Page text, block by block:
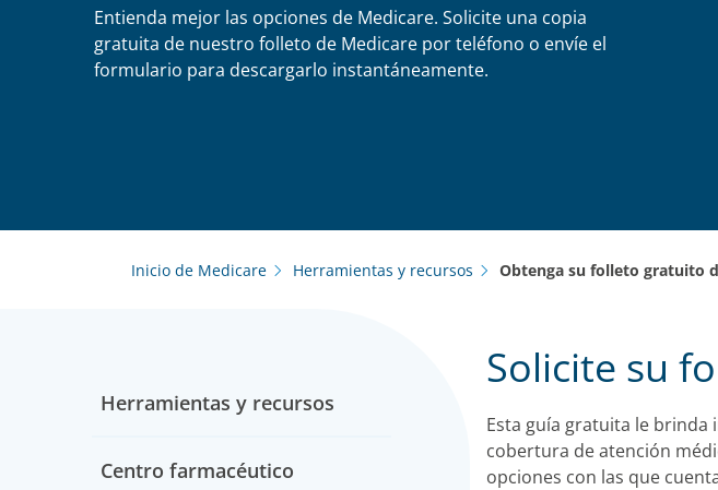
Entienda mejor las opciones de Medicare. Solicite una copia
gratuita de nuestro folleto de Medicare por teléfono o envíe el
formulario para descargarlo instantáneamente.
Inicio de Medicare Herramientas y recursos Obtenga su folleto gratuito
Herramientas y recursos
Centro farmacéutico
Solicite su
Esta guía gratuita le brinda
cobertura de atención
opciones con las que